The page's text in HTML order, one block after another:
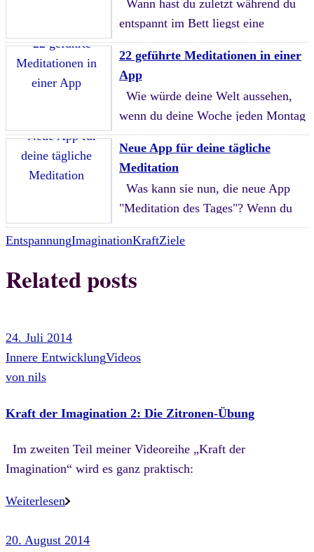
Wann hast du zuletzt während du
entspannt im Bett liegst eine
Flüsterstimme ganz nah an deinem
Ohr gehört? Ich vermute mal, das ..
22 geführte Meditationen in einer
App
Wie würde deine Welt aussehen,
wenn du deine Woche jeden Montag
mit einer geführten Meditation
beginnen würdest? Diese Frage habe
ich zuerst ..
Neue App für deine tägliche
Meditation
Was kann sie nun, die neue App
"Meditation des Tages"? Wenn du
gerade erst mit dem Meditieren
anfängst, findest du unter
EntspannungImaginationKraftZiele
Related posts
24. Juli 2014
Innere EntwicklungVideos
von nils
Kraft der Imagination 2: Die Zitronen-Übung
Im zweiten Teil meiner Videoreihe „Kraft der
Imagination“ wird es ganz praktisch:
Weiterlesen
20. August 2014